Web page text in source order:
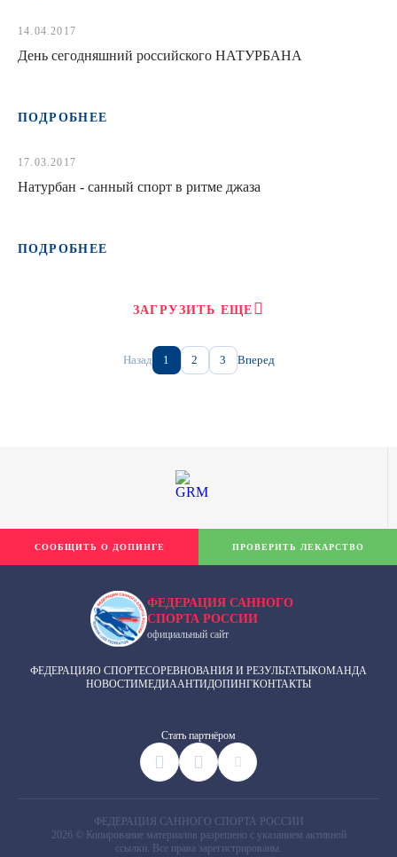
14.04.2017
День сегодняшний российского НАТУРБАНА
ПОДРОБНЕЕ
17.03.2017
Натурбан - санный спорт в ритме джаза
ПОДРОБНЕЕ
ЗАГРУЗИТЬ ЕЩЕ
Назад 1 2 3 Вперед
ФЕДЕРАЦИЯ САННОГО
СПОРТА РОССИИ
официальный сайт
ФЕДЕРАЦИЯО СПОРТЕСОРЕВНОВАНИЯ И РЕЗУЛЬТАТЫКОМАНДА
НОВОСТИМЕДИААНТИДОПИНГКОНТАКТЫ
Cтать партнёром
СООБЩИТЬ О ДОПИНГЕ ПРОВЕРИТЬ ЛЕКАРСТВО
ФЕДЕРАЦИЯ САННОГО СПОРТА РОССИИ
2026 © Копирование материалов разрешено с указанием активной
ссылки. Все права зарегистрированы.